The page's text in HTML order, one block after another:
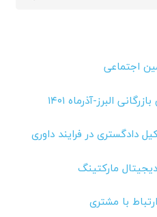
اجتماعی
البرز-آذرماه ۱۴۰۱
دادگستری در فرایند داوری
مارکتینگ
با مشتری